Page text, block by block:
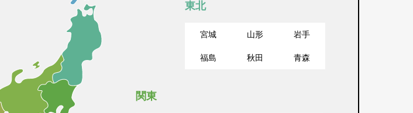
東北
宮城 山形 岩手
福島 秋田 青森
関東